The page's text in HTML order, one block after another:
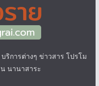
ริการต่างๆ ข่าวสาร โปรโม
นานาสาระ